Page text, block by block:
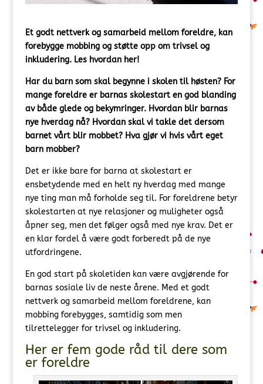
Et godt nettverk og samarbeid mellom foreldre, kan
forebygge mobbing og støtte opp om trivsel og
inkludering. Les hvordan her!
Har du barn som skal begynne i skolen til høsten? For
mange foreldre er barnas skolestart en god blanding
av både glede og bekymringer. Hvordan blir barnas
nye hverdag nå? Hvordan skal vi takle det dersom
barnet vårt blir mobbet? Hva gjør vi hvis vårt eget
barn mobber?
Det er ikke bare for barna at skolestart er
ensbetydende med en helt ny hverdag med mange
nye ting man må forholde seg til. For foreldrene betyr
skolestarten at nye relasjoner og muligheter også
åpner seg, men det følger også med nye krav. Det er
en klar fordel å være godt forberedt på de nye
utfordringene.
En god start på skoletiden kan være avgjørende for
barnas sosiale liv de neste årene. Med et godt
nettverk og samarbeid mellom foreldrene, kan
mobbing forebygges, samtidig som men
tilrettelegger for trivsel og inkludering.
Her er fem gode råd til dere som
er foreldre